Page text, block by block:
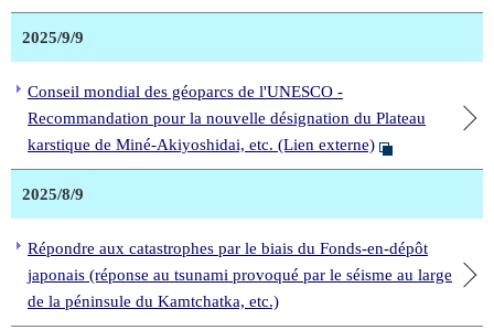
2025/9/9
Conseil mondial des géoparcs de l'UNESCO -
Recommandation pour la nouvelle désignation du Plateau
karstique de Miné-Akiyoshidai, etc. (Lien externe)
2025/8/9
Répondre aux catastrophes par le biais du Fonds-en-dépôt
japonais (réponse au tsunami provoqué par le séisme au large
de la péninsule du Kamtchatka, etc.)